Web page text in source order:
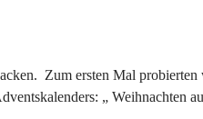
Zum ersten Mal
„ Weihnachten